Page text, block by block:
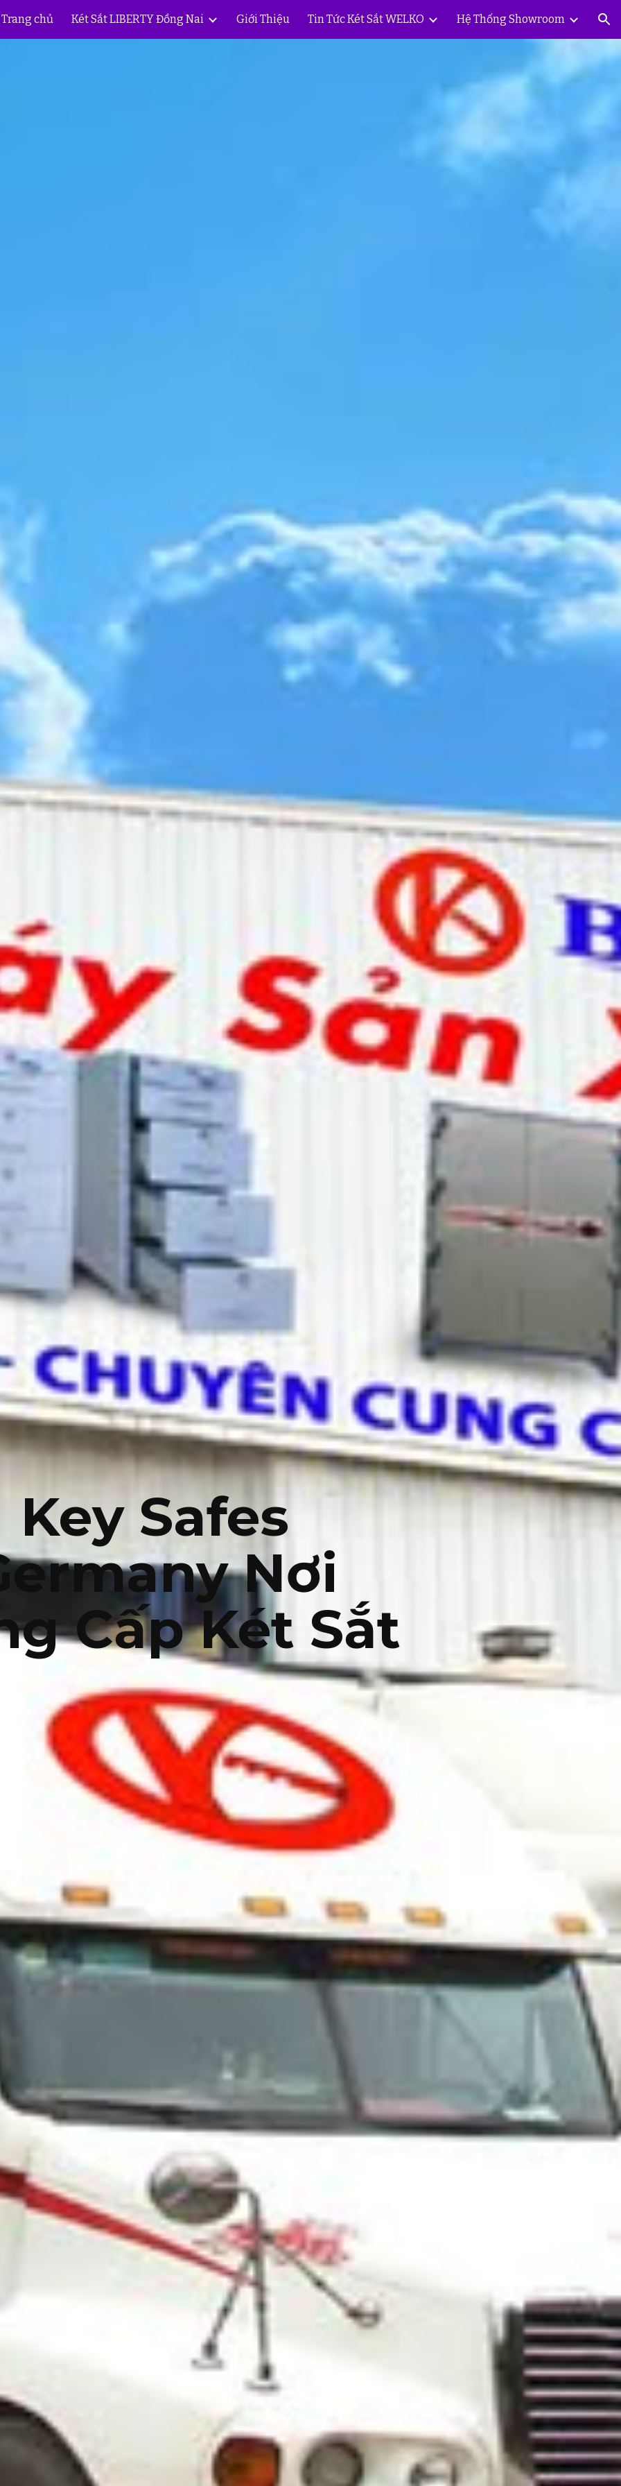
to main content Skip to navigation
Trang chủ Két Sắt LIBERTY Đồng Nai Giới Thiệu Tin Tức Két Sắt WELKO Hệ Thống Showroom
Key Safes
Nơi
Cấp Két Sắt